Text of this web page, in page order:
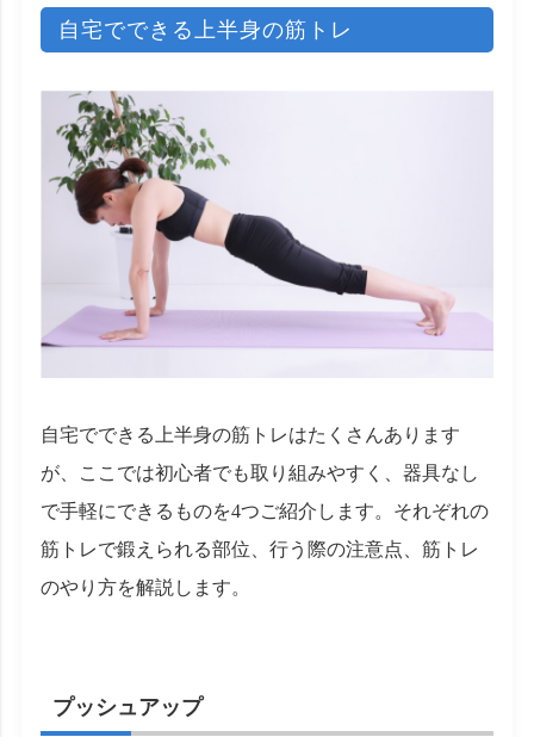
自宅でできる上半身の筋トレ
自宅でできる上半身の筋トレはたくさんあります
が、ここでは初心者でも取り組みやすく、器具なし
で手軽にできるものを4つご紹介します。それぞれの
筋トレで鍛えられる部位、行う際の注意点、筋トレ
のやり方を解説します。
プッシュアップ